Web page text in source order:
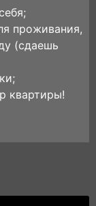
проживания,
(сдаешь
квартиры!